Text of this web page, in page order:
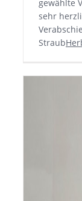
gewählte
sehr
Straub